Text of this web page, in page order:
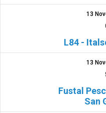
13
L84 -
13
Fustal
San